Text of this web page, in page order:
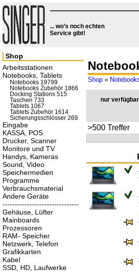
... wo’s noch echten
Service gibt!
Shop »
nur
>500 Treffer
Shop
Arbeitsstationen
Notebooks, Tablets
Notebooks 19799
Notebooks Zubehör 1866
Docking Stations 515
Taschen 733
Tablets 1067
Tablets Zubehör 1614
Sicherungsschlösser 269
Eingabe
KASSA, POS
Drucker, Scanner
Monitore und TV
Handys, Kameras
Sound, Video
Speichermedien
Programme
Verbrauchsmaterial
Andere Geräte
-------------------------------
Gehäuse, Lüfter
Mainboards
Prozessoren
RAM- Speicher
Netzwerk, Telefon
Grafikkarten
Kabel
SSD, HD, Laufwerke